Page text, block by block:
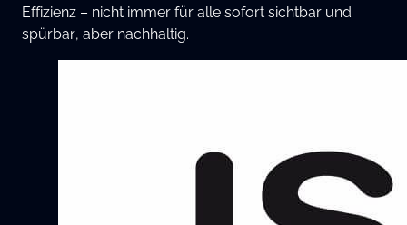
Effizienz – nicht immer für alle sofort sichtbar und
spürbar, aber nachhaltig.